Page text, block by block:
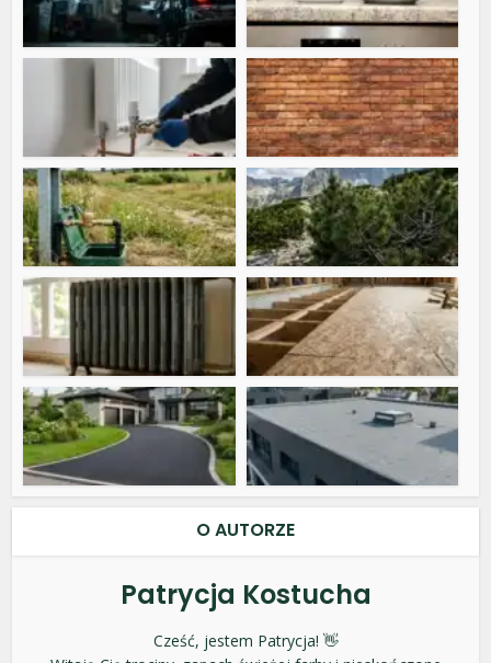
O AUTORZE
Patrycja Kostucha
Cześć, jestem Patrycja! 👋